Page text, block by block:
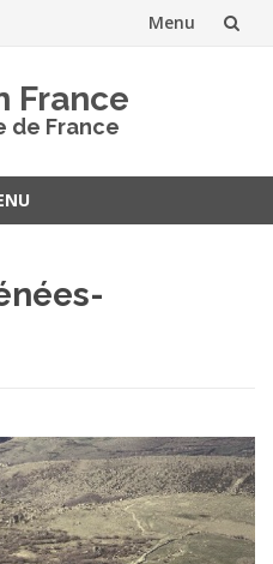
Menu
France
de France